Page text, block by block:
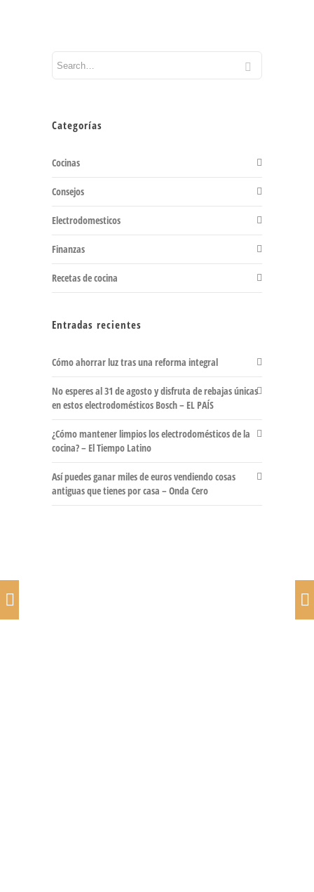
Categorías
Cocinas
Consejos
Electrodomesticos
Finanzas
Recetas de cocina
Entradas recientes
Cómo ahorrar luz tras una reforma integral
No esperes al 31 de agosto y disfruta de rebajas únicas
en estos electrodomésticos Bosch – EL PAÍS
¿Cómo mantener limpios los electrodomésticos de la
cocina? – El Tiempo Latino
Así puedes ganar miles de euros vendiendo cosas
antiguas que tienes por casa – Onda Cero